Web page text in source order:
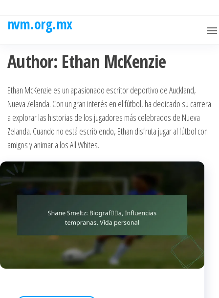
nvm.org.mx
Author: Ethan McKenzie
Ethan McKenzie es un apasionado escritor deportivo de Auckland,
Nueva Zelanda. Con un gran interés en el fútbol, ha dedicado su carrera
a explorar las historias de los jugadores más celebrados de Nueva
Zelanda. Cuando no está escribiendo, Ethan disfruta jugar al fútbol con
amigos y animar a los All Whites.